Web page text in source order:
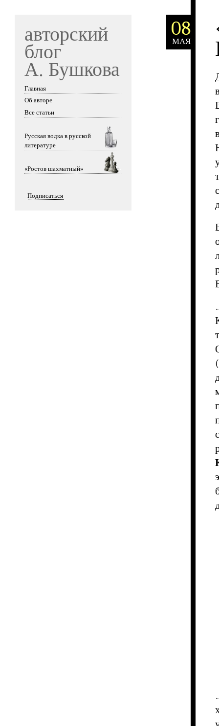
авторский
блог
А. Бушкова
Skip to content
Главная
Об авторе
Все статьи
Русская водка в русской
литературе
«Ростов шахматный»
Подписаться
08
МАЯ